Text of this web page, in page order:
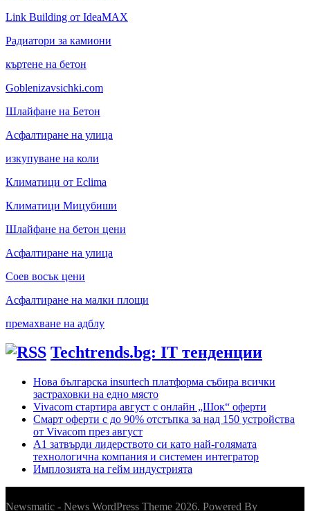
Link Building от IdeaMAX
Радиатори за камиони
къртене на бетон
Goblenizavsichki.com
Шлайфане на Бетон
Асфалтиране на улица
изкупуване на коли
Климатици от Eclima
Климатици Мицубиши
Шлайфане на бетон цени
Асфалтиране на улица
Соев восък цени
Асфалтиране на малки площи
премахване на адблу
Techtrends.bg: IT тенденции
Нова българска insurtech платформа събира всички
застраховки на едно място
Vivacom стартира август с онлайн „Шок“ оферти
Смарт оферти с до 90% отстъпка за над 150 устройства
от Vivacom през август
А1 затвърди лидерството си като най-голямата
технологична компания и системен интегратор
Имплозията на гейм индустрията
Newsmatic - News WordPress Theme 2026. Powered By